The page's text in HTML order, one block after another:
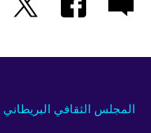
المجلس الثقافي